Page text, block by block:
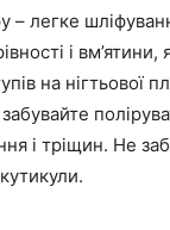
легке
і
на нігтьової
і тріщин. Не